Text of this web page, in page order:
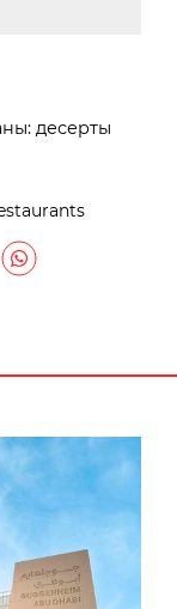
десерты